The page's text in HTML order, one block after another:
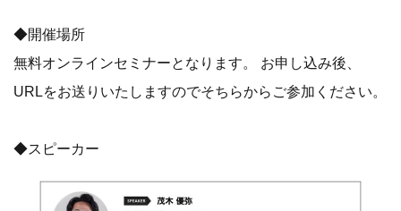
◆開催場所
無料オンラインセミナーとなります。 お申し込み後、
URLをお送りいたしますのでそちらからご参加ください。
◆スピーカー